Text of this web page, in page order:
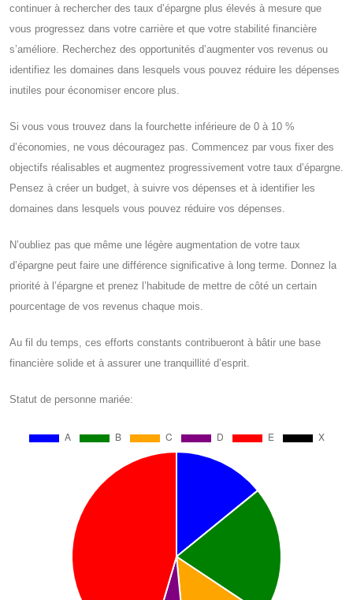
continuer à rechercher des taux d’épargne plus élevés à mesure que
vous progressez dans votre carrière et que votre stabilité financière
s’améliore. Recherchez des opportunités d’augmenter vos revenus ou
identifiez les domaines dans lesquels vous pouvez réduire les dépenses
inutiles pour économiser encore plus.
Si vous vous trouvez dans la fourchette inférieure de 0 à 10 %
d’économies, ne vous découragez pas. Commencez par vous fixer des
objectifs réalisables et augmentez progressivement votre taux d’épargne.
Pensez à créer un budget, à suivre vos dépenses et à identifier les
domaines dans lesquels vous pouvez réduire vos dépenses.
N’oubliez pas que même une légère augmentation de votre taux
d’épargne peut faire une différence significative à long terme. Donnez la
priorité à l’épargne et prenez l’habitude de mettre de côté un certain
pourcentage de vos revenus chaque mois.
Au fil du temps, ces efforts constants contribueront à bâtir une base
financière solide et à assurer une tranquillité d’esprit.
Statut de personne mariée: